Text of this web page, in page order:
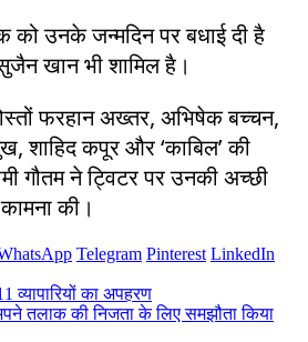
को उनके जन्मदिन पर बधाई दी है
खान भी शामिल है।
फरहान अख्तर, अभिषेक बच्चन,
शाहिद कपूर और ‘काबिल’ की
गौतम ने ट्विटर पर उनकी अच्छी
की।
Telegram Pinterest LinkedIn
व्यापारियों का अपहरण
तलाक की निजता के लिए समझौता किया